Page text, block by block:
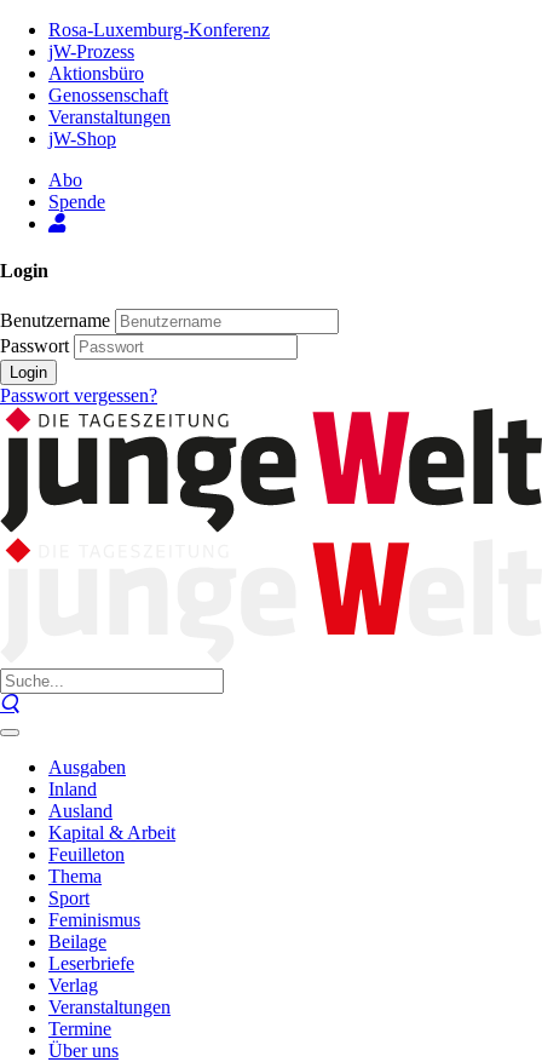
Inhalt
Seite
Rosa-Luxemburg-Konferenz
jW-Prozess
Aktionsbüro
Genossenschaft
Veranstaltungen
jW-Shop
Abo
Spende
Login
Benutzername
Passwort
Login
Passwort vergessen?
Ausgaben
Inland
Ausland
Kapital & Arbeit
Feuilleton
Thema
Sport
Feminismus
Beilage
Leserbriefe
Verlag
Veranstaltungen
Termine
Über uns